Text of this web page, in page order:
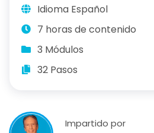
Idioma Español
7 horas de contenido
3 Módulos
32 Pasos
Impartido por